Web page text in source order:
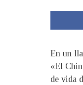
En un
«El
de vida